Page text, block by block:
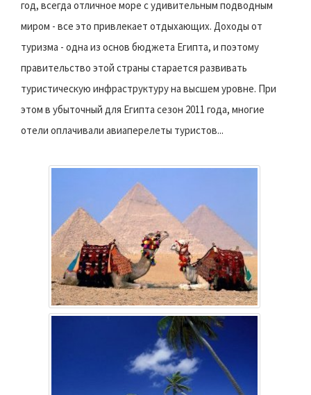
год, всегда отличное море с удивительным подводным
миром - все это привлекает отдыхающих. Доходы от
туризма - одна из основ бюджета Египта, и поэтому
правительство этой страны старается развивать
туристическую инфраструктуру на высшем уровне. При
этом в убыточный для Египта сезон 2011 года, многие
отели оплачивали авиаперелеты туристов...